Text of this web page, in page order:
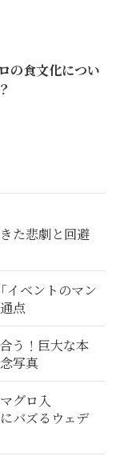
の食文化につい
た悲劇と回避
イベントのマン
点
う！巨大な本
写真
グロ入
バズるウェデ